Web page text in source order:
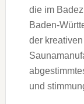
die im
Baden-
der
und